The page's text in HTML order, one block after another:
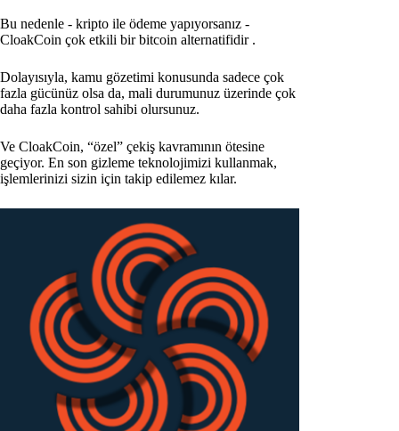
Bu nedenle - kripto ile ödeme yapıyorsanız -
CloakCoin çok etkili bir bitcoin alternatifidir .
Dolayısıyla, kamu gözetimi konusunda sadece çok
fazla gücünüz olsa da, mali durumunuz üzerinde çok
daha fazla kontrol sahibi olursunuz.
Ve CloakCoin, “özel” çekiş kavramının ötesine
geçiyor. En son gizleme teknolojimizi kullanmak,
işlemlerinizi sizin için takip edilemez kılar.